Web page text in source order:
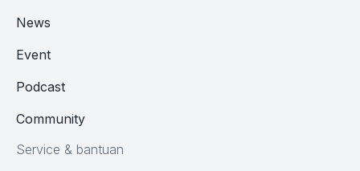
News
Event
Podcast
Community
Service & bantuan